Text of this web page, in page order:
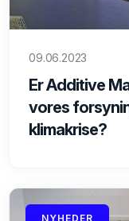
09.06.2023
Er Additive
vores
klimakrise?
NYHEDER